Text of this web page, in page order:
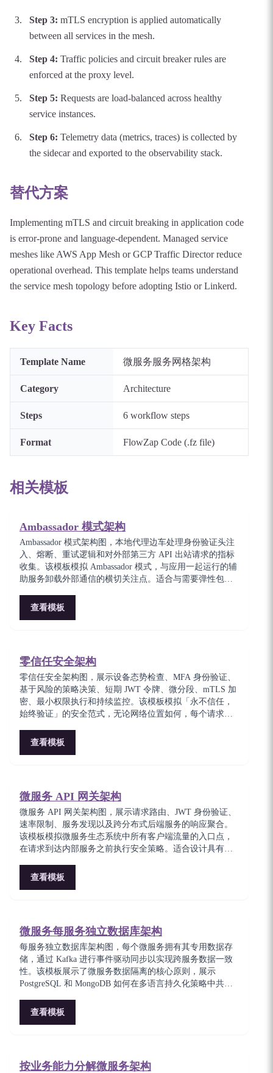
Step 3: mTLS encryption is applied automatically
between all services in the mesh.
Step 4: Traffic policies and circuit breaker rules are
enforced at the proxy level.
Step 5: Requests are load-balanced across healthy
service instances.
Step 6: Telemetry data (metrics, traces) is collected by
the sidecar and exported to the observability stack.
替代方案
Implementing mTLS and circuit breaking in application code
is error-prone and language-dependent. Managed service
meshes like AWS App Mesh or GCP Traffic Director reduce
operational overhead. This template helps teams understand
the service mesh topology before adopting Istio or Linkerd.
Key Facts
Template Name 微服务服务网格架构
Category Architecture
Steps 6 workflow steps
Format FlowZap Code (.fz file)
相关模板
Ambassador 模式架构
Ambassador 模式架构图，本地代理边车处理身份验证头注
入、熔断、重试逻辑和对外部第三方 API 出站请求的指标
收集。该模板模拟 Ambassador 模式，与应用一起运行的辅
助服务卸载外部通信的横切关注点。适合与需要弹性包装
查看模板
零信任安全架构
零信任安全架构图，展示设备态势检查、MFA 身份验证、
基于风险的策略决策、短期 JWT 令牌、微分段、mTLS 加
密、最小权限执行和持续监控。该模板模拟「永不信任，
始终验证」的安全范式，无论网络位置如何，每个请求都
任框架的安全架构师至关重要。
查看模板
微服务 API 网关架构
微服务 API 网关架构图，展示请求路由、JWT 身份验证、
速率限制、服务发现以及跨分布式后端服务的响应聚合。
该模板模拟微服务生态系统中所有客户端流量的入口点，
在请求到达内部服务之前执行安全策略。适合设计具有集
查看模板
微服务每服务独立数据库架构
每服务独立数据库架构图，每个微服务拥有其专用数据存
储，通过 Kafka 进行事件驱动同步以实现跨服务数据一致
性。该模板展示了微服务数据隔离的核心原则，展示
PostgreSQL 和 MongoDB 如何在多语言持久化策略中共
至关重要。
查看模板
按业务能力分解微服务架构